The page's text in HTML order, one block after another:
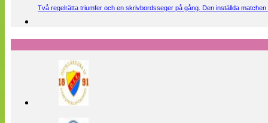
Två regelrätta triumfer och en skrivbordsseger på gång. Den inställda